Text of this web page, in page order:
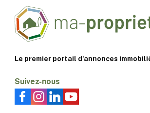
Le premier portail d'annonces
Suivez-nous